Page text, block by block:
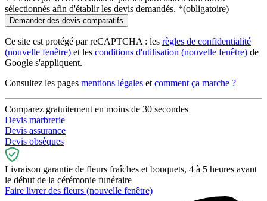
sélectionnés afin d'établir les devis demandés. *(obligatoire)
Ce site est protégé par reCAPTCHA : les règles de confidentialité
(nouvelle fenêtre) et les conditions d'utilisation (nouvelle fenêtre) de
Google s'appliquent.
Consultez les pages mentions légales et comment ça marche ?
Comparez gratuitement en moins de 30 secondes
Devis marbrerie
Devis assurance
Devis obsèques
Livraison garantie de fleurs fraîches et bouquets, 4 à 5 heures avant
le début de la cérémonie funéraire
Faire livrer des fleurs (nouvelle fenêtre)